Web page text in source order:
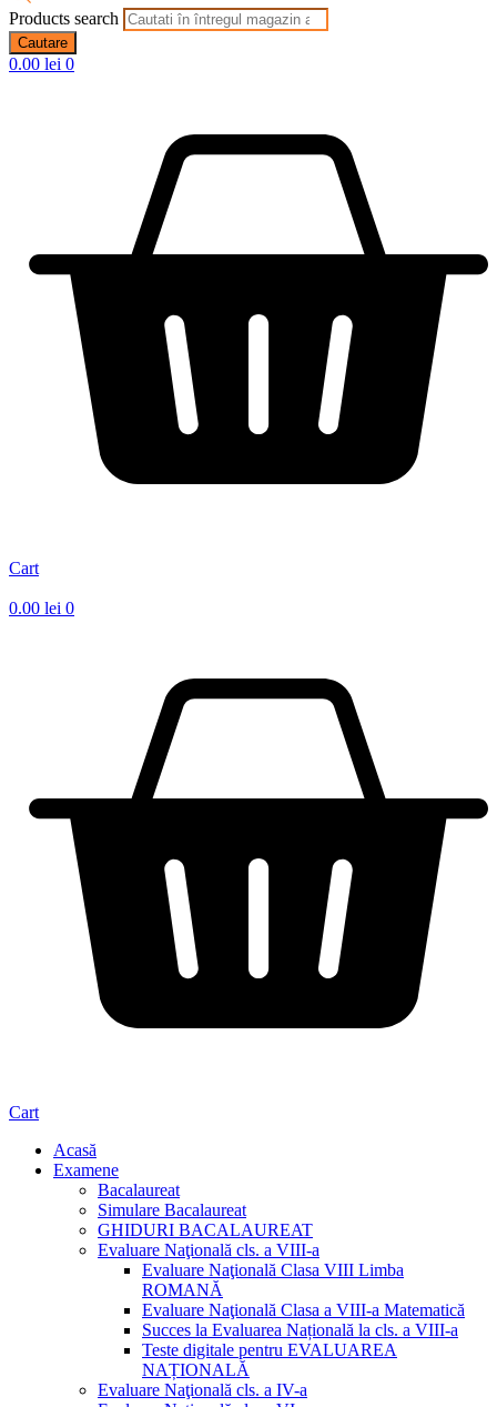
Products search
Cautare
0.00 lei 0
Cart
0.00 lei 0
Cart
Acasă
Examene
Bacalaureat
Simulare Bacalaureat
GHIDURI BACALAUREAT
Evaluare Naţională cls. a VIII-a
Evaluare Naţională Clasa VIII Limba
ROMANĂ
Evaluare Naţională Clasa a VIII-a Matematică
Succes la Evaluarea Națională la cls. a VIII-a
Teste digitale pentru EVALUAREA
NAȚIONALĂ
Evaluare Naţională cls. a IV-a